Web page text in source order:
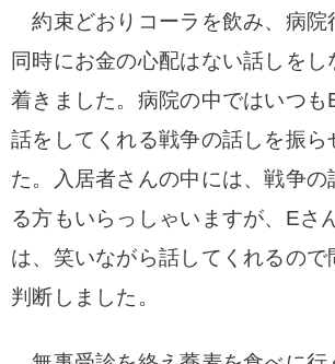
約束どおりコーラを飲み、病院
同時にお金の心配はない話しをし
着きました。病院の中ではいつも
話をしてくれる戦争の話しを振ら
た。入居者さんの中には、戦争の
る方もいらっしゃいますが、Eさ
は、笑いながら話してくれるので
判断しました。